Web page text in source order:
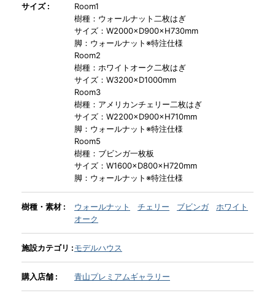
MOKUBA CHANNEL
よくあるご質問
お問い合わせ
サイズ :
Room1
樹種：ウォールナット二枚はぎ
サイズ：W2000×D900×H730mm
脚：ウォールナット※特注仕様
Room2
樹種：ホワイトオーク二枚はぎ
サイズ：W3200×D1000mm
Room3
樹種：アメリカンチェリー二枚はぎ
サイズ：W2200×D900×H710mm
脚：ウォールナット※特注仕様
Room5
樹種：ブビンガ一枚板
サイズ：W1600×D800×H720mm
脚：ウォールナット※特注仕様
樹種・素材 : ウォールナット チェリー ブビンガ
ホワイト
オーク
施設カテゴリ :モデルハウス
購入店舗 : 青山プレミアムギャラリー